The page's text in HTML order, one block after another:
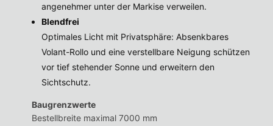
angenehmer unter der Markise verweilen.
Blendfrei
Optimales Licht mit Privatsphäre: Absenkbares
Volant-Rollo und eine verstellbare Neigung schützen
vor tief stehender Sonne und erweitern den
Sichtschutz.
Baugrenzwerte
Bestellbreite maximal 7000 mm